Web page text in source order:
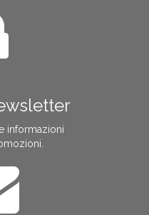
informazioni